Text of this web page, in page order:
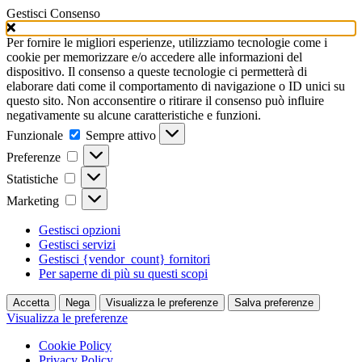
Gestisci Consenso
Per fornire le migliori esperienze, utilizziamo tecnologie come i
cookie per memorizzare e/o accedere alle informazioni del
dispositivo. Il consenso a queste tecnologie ci permetterà di
elaborare dati come il comportamento di navigazione o ID unici su
questo sito. Non acconsentire o ritirare il consenso può influire
negativamente su alcune caratteristiche e funzioni.
Funzionale
Funzionale
Sempre attivo
Preferenze
Preferenze
Statistiche Statistiche
Marketing Marketing
Gestisci opzioni
Gestisci servizi
Gestisci {vendor_count} fornitori
Per saperne di più su questi scopi
Accetta Nega Visualizza le preferenze Salva preferenze
Visualizza le preferenze
Cookie Policy